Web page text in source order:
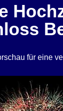
für eine